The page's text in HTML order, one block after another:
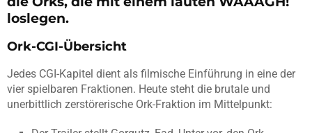
loslegen.
Ork-CGI-Übersicht
Jedes CGI-Kapitel dient als filmische Einführung in eine der
vier spielbaren Fraktionen. Heute steht die brutale und
unerbittlich zerstörerische Ork-Fraktion im Mittelpunkt: